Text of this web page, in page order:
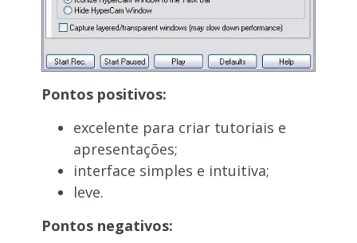
Pontos positivos:
excelente para criar tutoriais e
apresentações;
interface simples e intuitiva;
leve.
Pontos negativos: